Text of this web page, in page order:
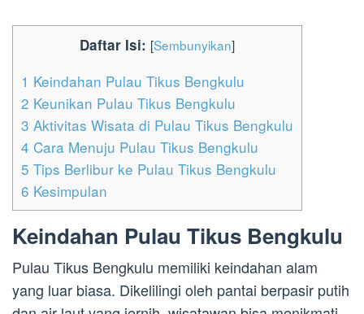
Daftar Isi: [Sembunyikan]
1 Keindahan Pulau Tikus Bengkulu
2 Keunikan Pulau Tikus Bengkulu
3 Aktivitas Wisata di Pulau Tikus Bengkulu
4 Cara Menuju Pulau Tikus Bengkulu
5 Tips Berlibur ke Pulau Tikus Bengkulu
6 Kesimpulan
Keindahan Pulau Tikus Bengkulu
Pulau Tikus Bengkulu memiliki keindahan alam
yang luar biasa. Dikelilingi oleh pantai berpasir putih